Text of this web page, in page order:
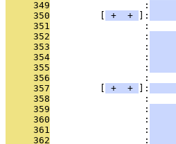
     349
                 :
     350
+ + ]:
     351
:
     352
                 :
     353
                 :
     354
                 :
     355
                 :
     356
:
     357
+ + ]:
     358
:
     359
                 :
     360
                 :
     361
                 :
     362
                 :